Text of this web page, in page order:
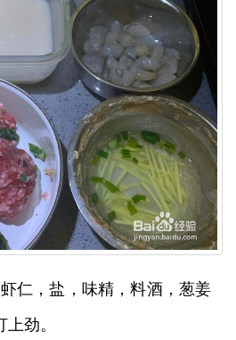
仁，盐，味精，料酒，葱姜
劲。